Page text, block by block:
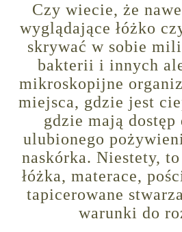
Czy wiecie, że
wyglądające łóżko
skrywać w sobie
bakterii i innych
mikroskopijne
miejsca, gdzie jest
gdzie mają dostęp
ulubionego
naskórka. Niestety, to
łóżka, materace,
tapicerowane
warunki do